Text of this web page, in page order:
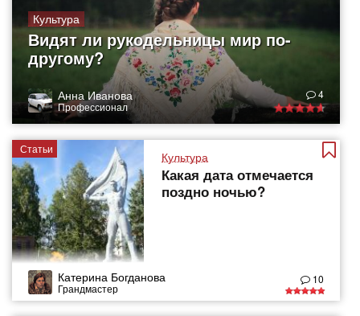
Культура
Видят ли рукодельницы мир по-
другому?
Анна Иванова
Профессионал
4
Статьи
Культура
Какая дата отмечается
поздно ночью?
Катерина Богданова
Грандмастер
10